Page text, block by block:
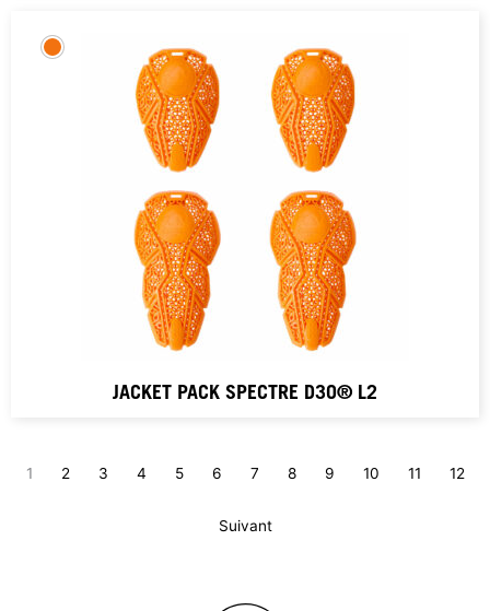
JACKET PACK SPECTRE D3O® L2
1 2 3 4 5 6 7 8 9 10 11 12
Suivant